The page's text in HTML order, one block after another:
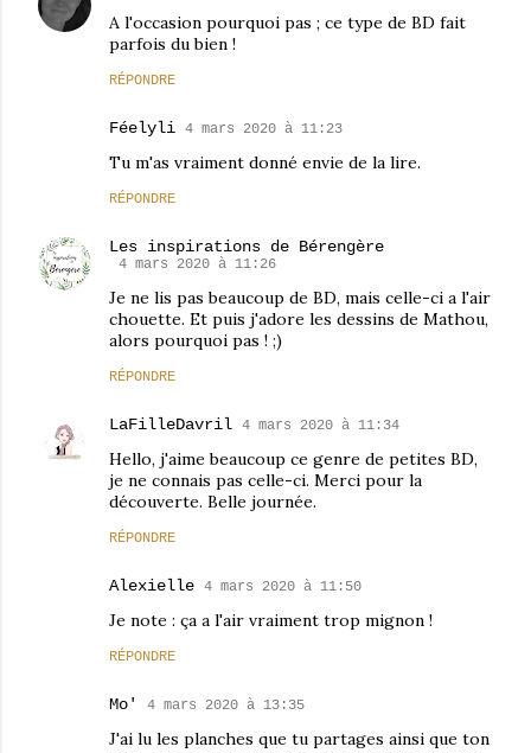
A l'occasion pourquoi pas ; ce type de BD fait
parfois du bien !
RÉPONDRE
Féelyli 4 mars 2020 à 11:23
Tu m'as vraiment donné envie de la lire.
RÉPONDRE
Les inspirations de Bérengère
4 mars 2020 à 11:26
Je ne lis pas beaucoup de BD, mais celle-ci a l'air
chouette. Et puis j'adore les dessins de Mathou,
alors pourquoi pas ! ;)
RÉPONDRE
LaFilleDavril 4 mars 2020 à 11:34
Hello, j'aime beaucoup ce genre de petites BD,
je ne connais pas celle-ci. Merci pour la
découverte. Belle journée.
RÉPONDRE
Alexielle 4 mars 2020 à 11:50
Je note : ça a l'air vraiment trop mignon !
RÉPONDRE
Mo' 4 mars 2020 à 13:35
J'ai lu les planches que tu partages ainsi que ton